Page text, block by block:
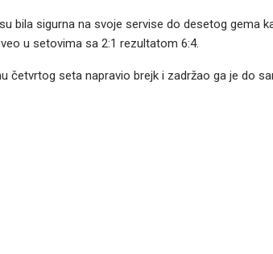
bila sigurna na svoje servise do desetog gema
u setovima sa 2:1 rezultatom 6:4.
četvrtog seta napravio brejk i zadržao ga je do